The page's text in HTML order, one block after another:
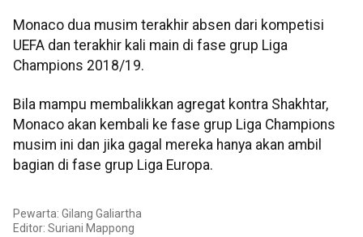
Monaco dua musim terakhir absen dari kompetisi
UEFA dan terakhir kali main di fase grup Liga
Champions 2018/19.
Bila mampu membalikkan agregat kontra Shakhtar,
Monaco akan kembali ke fase grup Liga Champions
musim ini dan jika gagal mereka hanya akan ambil
bagian di fase grup Liga Europa.
Pewarta: Gilang Galiartha
Editor: Suriani Mappong